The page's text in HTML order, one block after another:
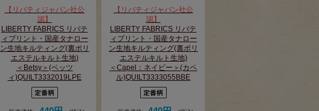
【リバティジャパン社公
認】
LIBERTY FABRICS リバテ
ィプリント・国産タナロー
ン生地キルティング(裏ポリ
エステルキルト生地)
＜Betsy＞(ベッツ
ィ)QUILT3332019LPE
【リバティジャパン社公
認】
LIBERTY FABRICS リバテ
ィプリント・国産タナロー
ン生地キルティング(裏ポリ
エステルキルト生地)
＜Capel：ネイビー＞(カペ
ル)QUILT3333055BBE